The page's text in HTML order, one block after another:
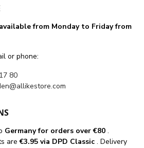
available from Monday to Friday from
or phone:
80
Germany for orders over €80 .
are€3.95 via DPD Classic . Delivery